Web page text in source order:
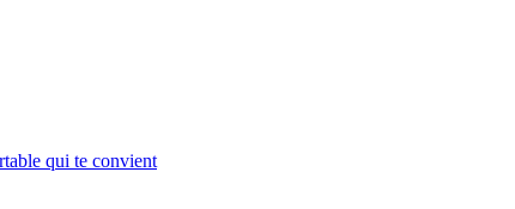
qui te convient